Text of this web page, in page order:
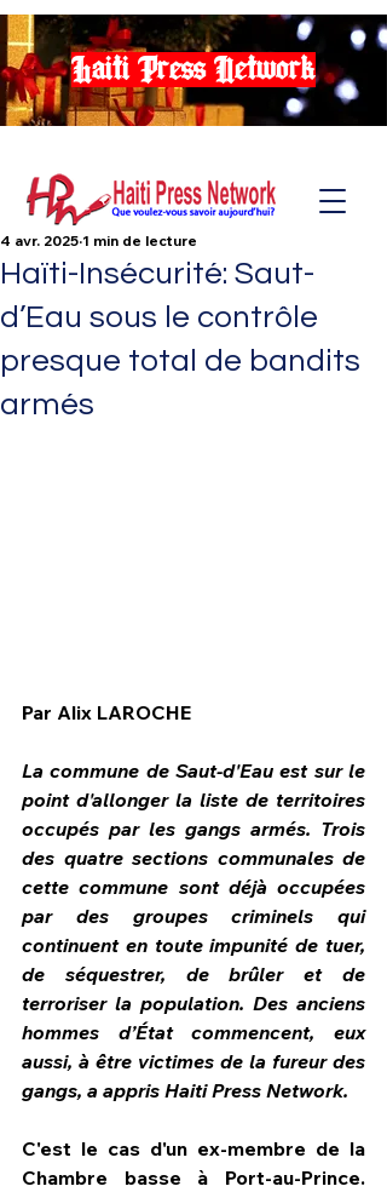
Haiti Press Network
HPN Live
Haïti-Insécurité: Saut-
d’Eau sous le contrôle
presque total de bandits
armés
4 avr. 2025 1 min de lecture
Par Alix LAROCHE
La commune de Saut-d'Eau est sur le
point d'allonger la liste de territoires
occupés par les gangs armés. Trois
des quatre sections communales de
cette commune sont déjà occupées
par des groupes criminels qui
continuent en toute impunité de tuer,
de séquestrer, de brûler et de
terroriser la population. Des anciens
hommes d’État commencent, eux
aussi, à être victimes de la fureur des
gangs, a appris Haiti Press Network.
C'est le cas d'un ex-membre de la
Chambre basse à Port-au-Prince.